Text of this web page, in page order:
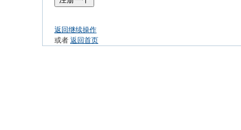
返回继续操作
或者 返回首页